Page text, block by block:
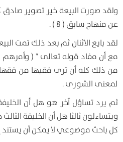
ولقد صورت البيعة خير تصوير صادق
عن منهاج سابق ( 8 ) .
لقد بايع الاثنان ثم بعد ذلك تمت
مع أن مفاد قوله تعالى * ( وأمرهم
من ذلك كله أن ترى فقيها من
لمعنى الشورى .
كل باحث موضوعي لا يمكن أن يستند